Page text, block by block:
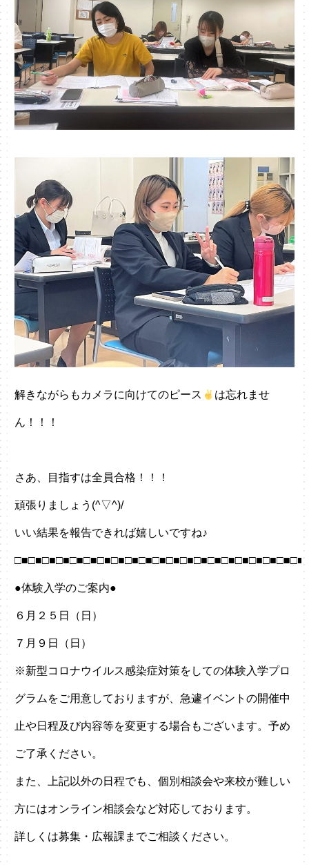
解きながらもカメラに向けてのピース は忘れませ
ん！！！
さあ、目指すは全員合格！！！
頑張りましょう(^▽^)/
いい結果を報告できれば嬉しいですね♪
●体験入学のご案内●
６月２５日（日）
７月９日（日）
※新型コロナウイルス感染症対策をしての体験入学プロ
グラムをご用意しておりますが、急遽イベントの開催中
止や日程及び内容等を変更する場合もございます。予め
ご了承ください。
また、上記以外の日程でも、個別相談会や来校が難しい
方にはオンライン相談会など対応しております。
詳しくは募集・広報課までご相談ください。